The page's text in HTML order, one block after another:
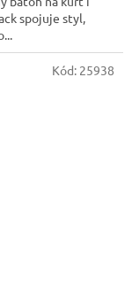
spojuje styl,
Kód: 25938